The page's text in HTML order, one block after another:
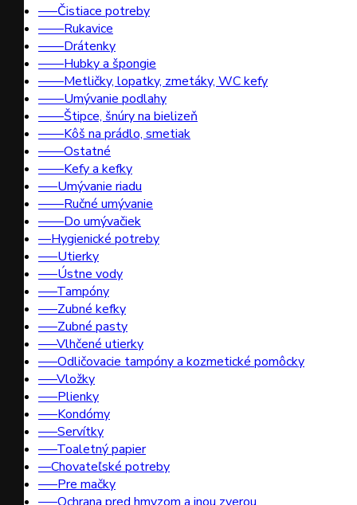
–––Čistiace potreby
––––Rukavice
––––Drátenky
––––Hubky a špongie
––––Metličky, lopatky, zmetáky, WC kefy
––––Umývanie podlahy
––––Štipce, šnúry na bielizeň
––––Kôš na prádlo, smetiak
––––Ostatné
––––Kefy a kefky
–––Umývanie riadu
––––Ručné umývanie
––––Do umývačiek
––Hygienické potreby
–––Utierky
–––Ústne vody
–––Tampóny
–––Zubné kefky
–––Zubné pasty
–––Vlhčené utierky
–––Odličovacie tampóny a kozmetické pomôcky
–––Vložky
–––Plienky
–––Kondómy
–––Servítky
–––Toaletný papier
––Chovateľské potreby
–––Pre mačky